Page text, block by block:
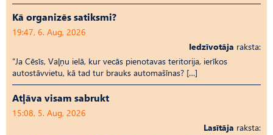
Kā organizēs satiksmi?
19:47, 6. Aug, 2026
Iedzīvotāja raksta:
“Ja Cēsīs, Vaļņu ielā, kur vecās pienotavas teritorija, ierīkos
autostāvvietu, kā tad tur brauks automašīnas? […]
Atļāva visam sabrukt
15:08, 5. Aug, 2026
Lasītāja raksta: